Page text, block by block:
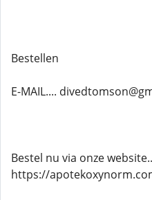
Bestellen
E-MAIL....
Bestel nu via onze
https://